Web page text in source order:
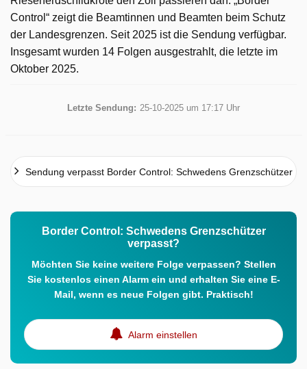
Control“ zeigt die Beamtinnen und Beamten beim Schutz
der Landesgrenzen. Seit 2025 ist die Sendung verfügbar.
Insgesamt wurden 14 Folgen ausgestrahlt, die letzte im
Oktober 2025.
Letzte Sendung: 25-10-2025 um 17:17 Uhr
Sendung verpasst Border Control: Schwedens Grenzschützer
Border Control: Schwedens Grenzschützer
verpasst?
Möchten Sie keine weitere Folge verpassen? Stellen
Sie kostenlos einen Alarm ein und erhalten Sie eine E-
Mail, wenn es neue Folgen gibt. Praktisch!
Alarm einstellen